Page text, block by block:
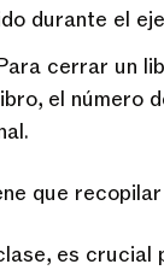
durante el
cerrar un
el número
que
es